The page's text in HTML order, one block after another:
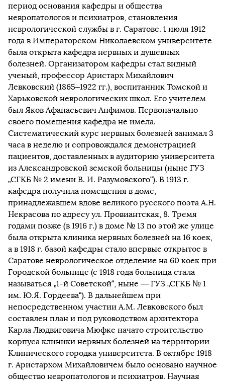
период основания кафедры и общества
невропатологов и психиатров, становления
неврологической службы в г. Саратове. 1 июля 1912
года в Императорском Николаевском университете
была открыта кафедра нервных и душевных
болезней. Организатором кафедры стал видный
ученый, профессор Аристарх Михайлович
Левковский (1865–1922 гг.), воспитанник Томской и
Харьковской неврологических школ. Его учителем
был Яков Афанасьевич Анфимов. Первоначально
своего помещения кафедра не имела.
Систематический курс нервных болезней занимал 3
часа в неделю и сопровождался демонстрацией
пациентов, доставленных в аудиторию университета
из Александровской земской больницы (ныне ГУЗ
„СГКБ № 2 имени В. И. Разумовского“). В 1913 г.
кафедра получила помещения в доме,
принадлежавшем вдове великого русского поэта А.Н.
Некрасова по адресу ул. Провиантская, 8. Тремя
годами позже (в 1916 г.) в доме № 13 по этой же улице
была открыта клиника нервных болезней на 16 коек,
а в 1918 г. базой кафедры стало впервые открытое в
Саратове неврологическое отделение на 60 коек при
Городской больнице (с 1918 года больница стала
называться „1-й Советской“, ныне — ГУЗ „СГКБ № 1
им. Ю.Я. Гордеева“). В дальнейшем при
непосредственном участии А.М. Левковского был
составлен план и под руководством архитектора
Карла Людвиговича Мюфке начато строительство
корпуса клиники нервных болезней на территории
Клинического городка университета. В октябре 1918
г. Аристархом Михайловичем было основано научное
общество невропатологов и психиатров. Научная